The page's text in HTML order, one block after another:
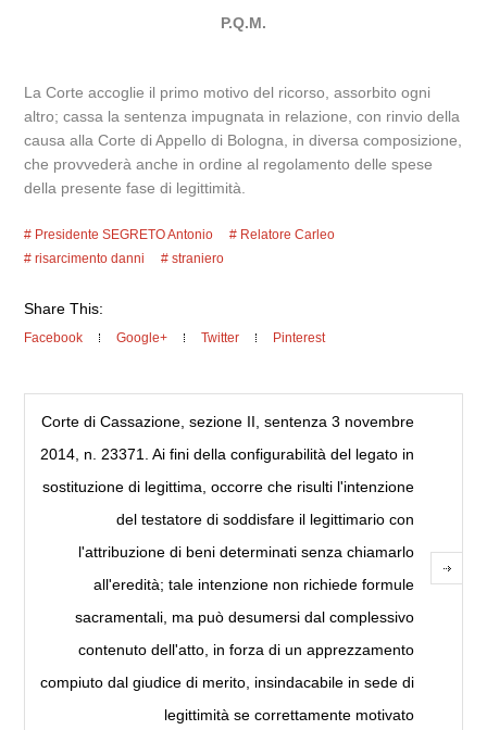
P.Q.M.
La Corte accoglie il primo motivo del ricorso, assorbito ogni
altro; cassa la sentenza impugnata in relazione, con rinvio della
causa alla Corte di Appello di Bologna, in diversa composizione,
che provvederà anche in ordine al regolamento delle spese
della presente fase di legittimità.
Presidente SEGRETO Antonio
Relatore Carleo
risarcimento danni
straniero
Share This:
Facebook Google+ Twitter Pinterest
Corte di Cassazione, sezione II, sentenza 3 novembre
2014, n. 23371. Ai fini della configurabilità del legato in
sostituzione di legittima, occorre che risulti l'intenzione
del testatore di soddisfare il legittimario con
l'attribuzione di beni determinati senza chiamarlo
all'eredità; tale intenzione non richiede formule
sacramentali, ma può desumersi dal complessivo
contenuto dell'atto, in forza di un apprezzamento
compiuto dal giudice di merito, insindacabile in sede di
legittimità se correttamente motivato